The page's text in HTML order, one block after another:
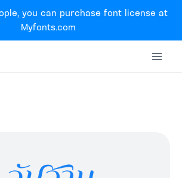
you can purchase font license at
Myfonts.com